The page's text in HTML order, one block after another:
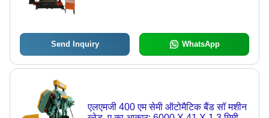
Send Inquiry WhatsApp
एलएमजी 400 एम सेमी ऑटोमैटिक बैंड सॉ मशीन